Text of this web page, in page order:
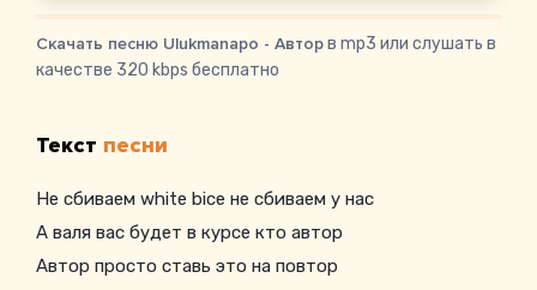
Скачать песню Ulukmanapo - Авторв mp3 или слушать в
качестве 320 kbps бесплатно
Текст песни
Не сбиваем white bice не сбиваем у нас
А валя вас будет в курсе кто автор
Автор просто ставь это на повтор